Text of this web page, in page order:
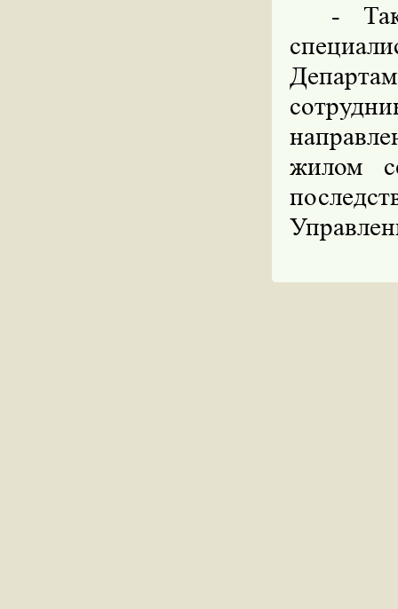
-
жилом